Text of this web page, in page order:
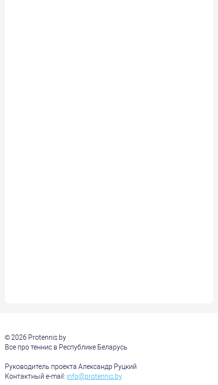
© 2026 Protennis.by
Все про теннис в Республике Беларусь
Руководитель проекта Александр Руцкий
Контактный e-mail: info@protennis.by